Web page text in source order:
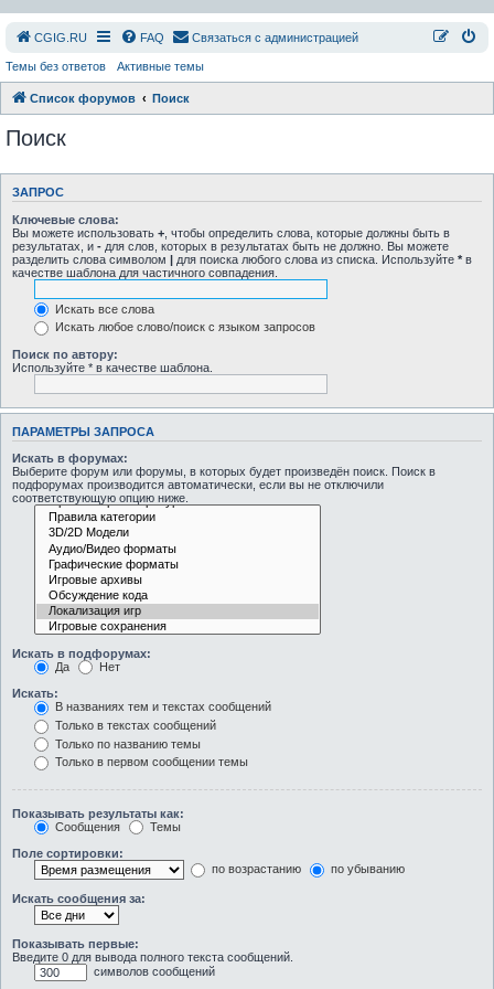
СGIG.RU FAQ Связаться с администрацией
Темы без ответов Активные темы
Список форумов Поиск
Поиск
ЗАПРОС
Ключевые слова:
Вы можете использовать + , чтобы определить слова, которые должны быть в
результатах, и - для слов, которых в результатах быть не должно. Вы можете
разделить слова символом | для поиска любого слова из списка. Используйте * в
качестве шаблона для частичного совпадения.
Искать все слова
Искать любое слово/поиск с языком запросов
Поиск по автору:
Используйте * в качестве шаблона.
ПАРАМЕТРЫ ЗАПРОСА
Искать в форумах:
Выберите форум или форумы, в которых будет произведён поиск. Поиск в
подфорумах производится автоматически, если вы не отключили
соответствующую опцию ниже.
Искать в подфорумах:
Да
Нет
Искать:
В названиях тем и текстах сообщений
Только в текстах сообщений
Только по названию темы
Только в первом сообщении темы
Показывать результаты как:
Сообщения
Темы
Поле сортировки:
по возрастанию
по убыванию
Искать сообщения за:
Показывать первые:
Введите 0 для вывода полного текста сообщений.
символов сообщений